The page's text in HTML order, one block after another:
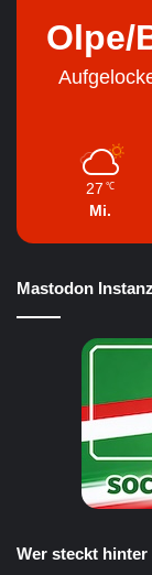
Olpe/
27 ℃
Mi.
Mastodon
Wer steckt hinter